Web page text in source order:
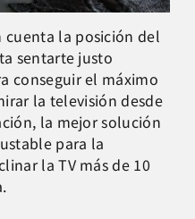
cuenta la posición del
sentarte justo
conseguir el máximo
la televisión desde
la mejor solución
para la
la TV más de 10